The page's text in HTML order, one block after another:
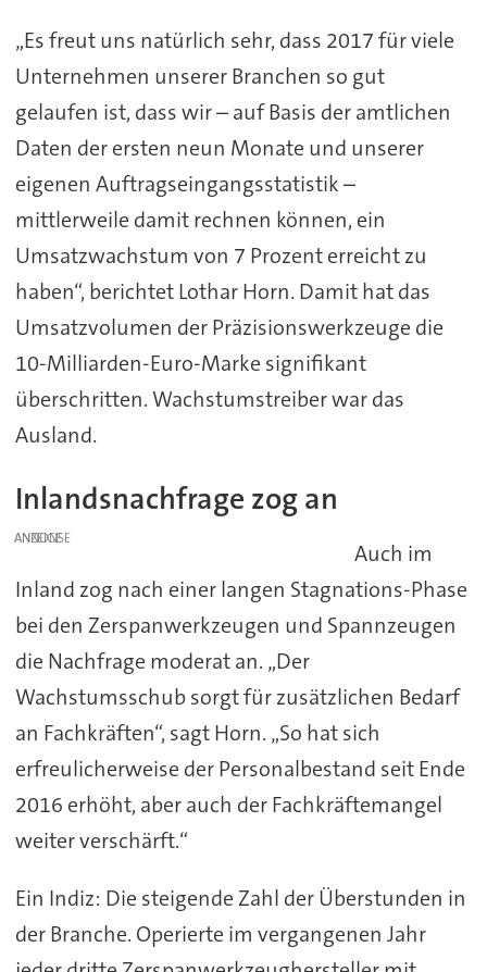
„Es freut uns natürlich sehr, dass 2017 für viele
Unternehmen unserer Branchen so gut
gelaufen ist, dass wir – auf Basis der amtlichen
Daten der ersten neun Monate und unserer
eigenen Auftragseingangsstatistik –
mittlerweile damit rechnen können, ein
Umsatzwachstum von 7 Prozent erreicht zu
haben“, berichtet Lothar Horn. Damit hat das
Umsatzvolumen der Präzisionswerkzeuge die
10-Milliarden-Euro-Marke signifikant
überschritten. Wachstumstreiber war das
Ausland.
Inlandsnachfrage zog an
ANZEIGE
Auch im
Inland zog nach einer langen Stagnations-Phase
bei den Zerspanwerkzeugen und Spannzeugen
die Nachfrage moderat an. „Der
Wachstumsschub sorgt für zusätzlichen Bedarf
an Fachkräften“, sagt Horn. „So hat sich
erfreulicherweise der Personalbestand seit Ende
2016 erhöht, aber auch der Fachkräftemangel
weiter verschärft.“
Ein Indiz: Die steigende Zahl der Überstunden in
der Branche. Operierte im vergangenen Jahr